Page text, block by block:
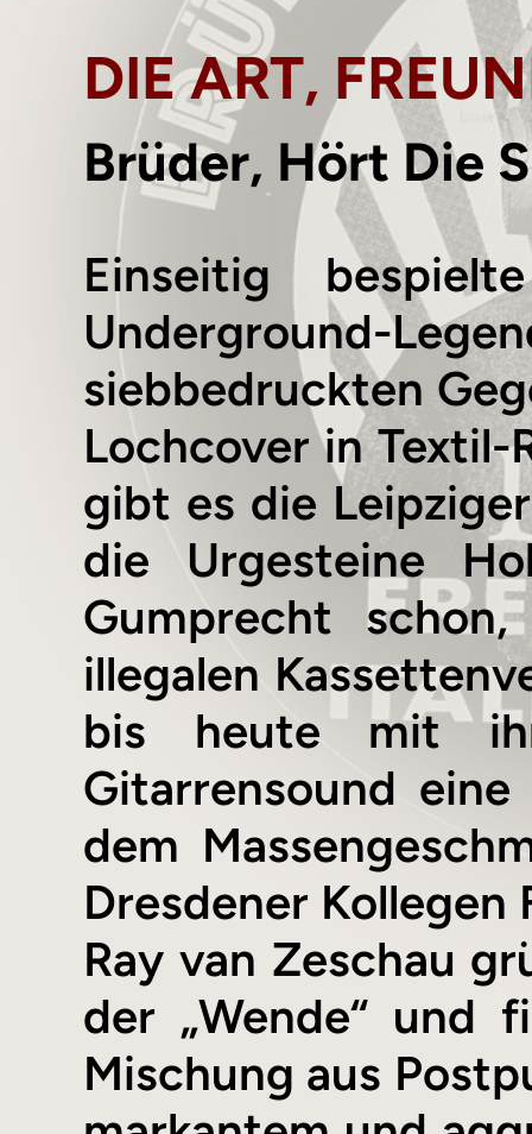
DIE ART,
Brüder, Hört Die
Einseitig
Underground-
siebbedruckten
Lochcover in Textil-
gibt es die
die Urgesteine
Gumprecht
illegalen
bis heute mit
Gitarrensound
dem
Dresdener Kollegen
Ray van Zeschau
der „Wende“ und
Mischung aus